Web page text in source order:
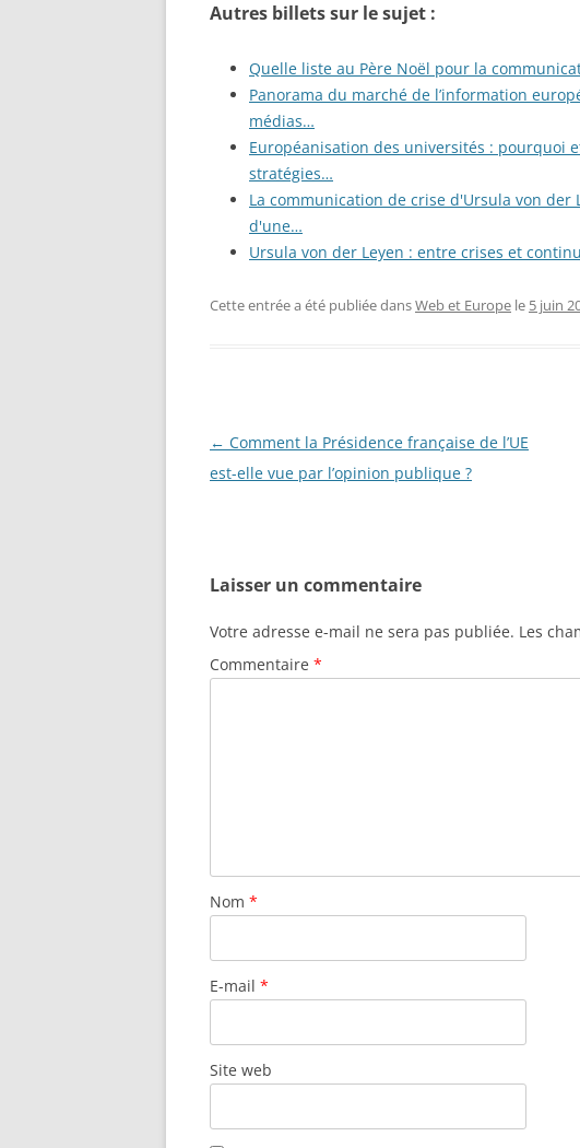
Autres billets sur le sujet :
Quelle liste au Père Noël pour la
Panorama du marché de l’information
médias…
Européanisation des universités : pourquoi
stratégies…
La communication de crise d'Ursula von der
d'une…
Ursula von der Leyen : entre crises et
Cette entrée a été publiée dansWeb et Europe le 5 juin
Navigation
des
← Comment la Présidence française de l’UE
est-elle vue par l’opinion publique ?
Laisser un commentaire
Votre adresse e-mail ne sera pas publiée. Les
Commentaire *
Nom *
E-mail *
Site web